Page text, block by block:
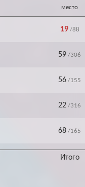
место
19/88
59 /306
56 /155
22 /316
68 /165
Итого